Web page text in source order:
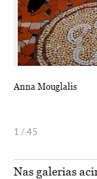
Anna Mouglalis
1 / 45
Nas galerias